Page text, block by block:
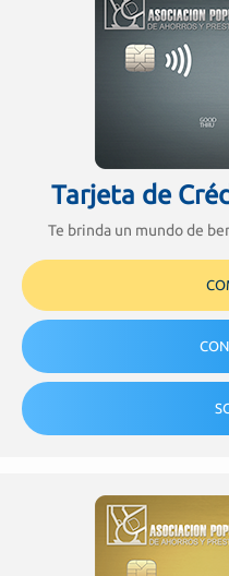
Tarjeta de
Te brinda un mundo de